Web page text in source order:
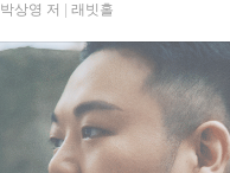
박상영 저 래빗홀